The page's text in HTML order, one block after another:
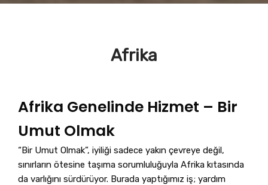
Afrika
Afrika Genelinde Hizmet – Bir
Umut Olmak
“Bir Umut Olmak”, iyiliği sadece yakın çevreye değil,
sınırların ötesine taşıma sorumluluğuyla Afrika kıtasında
da varlığını sürdürüyor. Burada yaptığımız iş; yardım